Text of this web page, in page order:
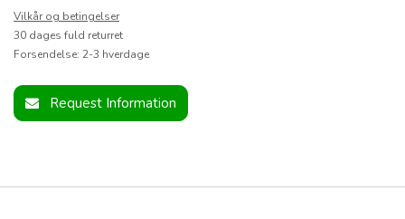
Vilkår og betingelser
30 dages fuld returret
Forsendelse: 2-3 hverdage
Request Information